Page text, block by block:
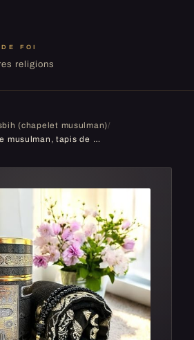
FOI
religions
(chapelet musulman)/
RAMSE Tapis de prière musulman, tapis de prière et perles de prière avec boîte cadeau cylindrique Kaaba, cadeaux islamiques, Janamaz, Sajadah, tapi...